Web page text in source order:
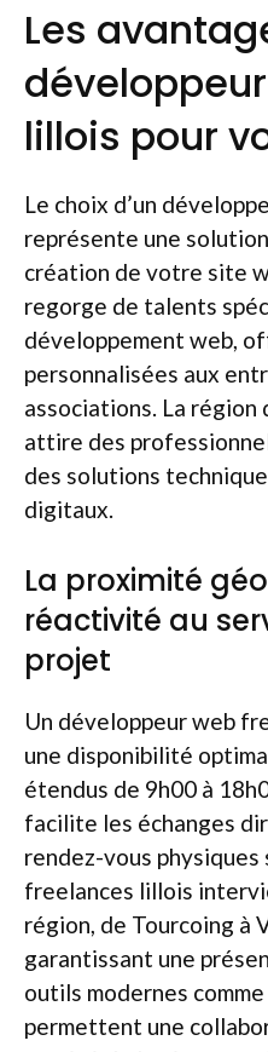
Les
lillois pour
Le choix d’un
représente une
création de votre site
regorge de talents
développement web,
personnalisées aux
associations. La région
attire des
des solutions
digitaux.
La proximité
réactivité au
projet
Un développeur web
une disponibilité
étendus de 9h00 à
facilite les échanges
rendez-vous physiques
freelances lillois
région, de Tourcoing à
garantissant une
outils modernes
permettent une